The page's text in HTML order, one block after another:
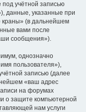
учётной записью
данные, указанные при
краны» (в дальнейшем
вами после
сообщения»).
однозначно
пользователя»),
записью (далее
«ваш адрес
на форумах
о защите компьютерной
нам услуги